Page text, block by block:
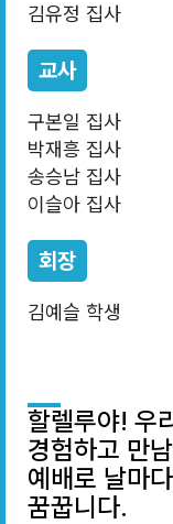
김유정 집사
교사
구본일 집사
박재흥 집사
송승남 집사
이슬아 집사
회장
김예슬 학생
할렐루야! 우
경험하고 만
예배로 날마
꿈꿉니다.